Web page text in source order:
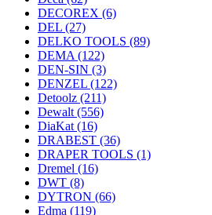
DECOREX (6)
DEL (27)
DELKO TOOLS (89)
DEMA (122)
DEN-SIN (3)
DENZEL (122)
Detoolz (211)
Dewalt (556)
DiaKat (16)
DRABEST (36)
DRAPER TOOLS (1)
Dremel (16)
DWT (8)
DYTRON (66)
Edma (119)